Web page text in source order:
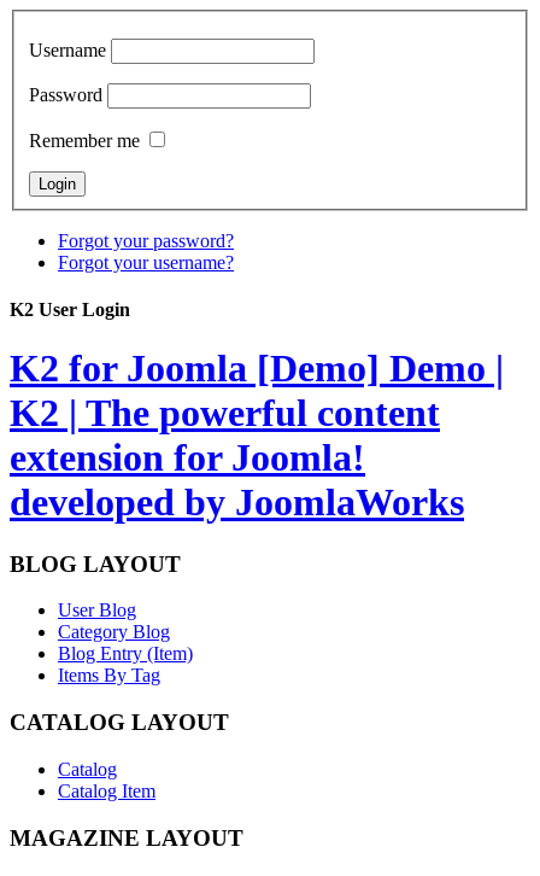
Username
Password
Remember me
Forgot your password?
Forgot your username?
K2 User Login
K2 for Joomla [Demo] Demo |
K2 | The powerful content
extension for Joomla!
developed by JoomlaWorks
BLOG LAYOUT
User Blog
Category Blog
Blog Entry (Item)
Items By Tag
CATALOG LAYOUT
Catalog
Catalog Item
MAGAZINE LAYOUT